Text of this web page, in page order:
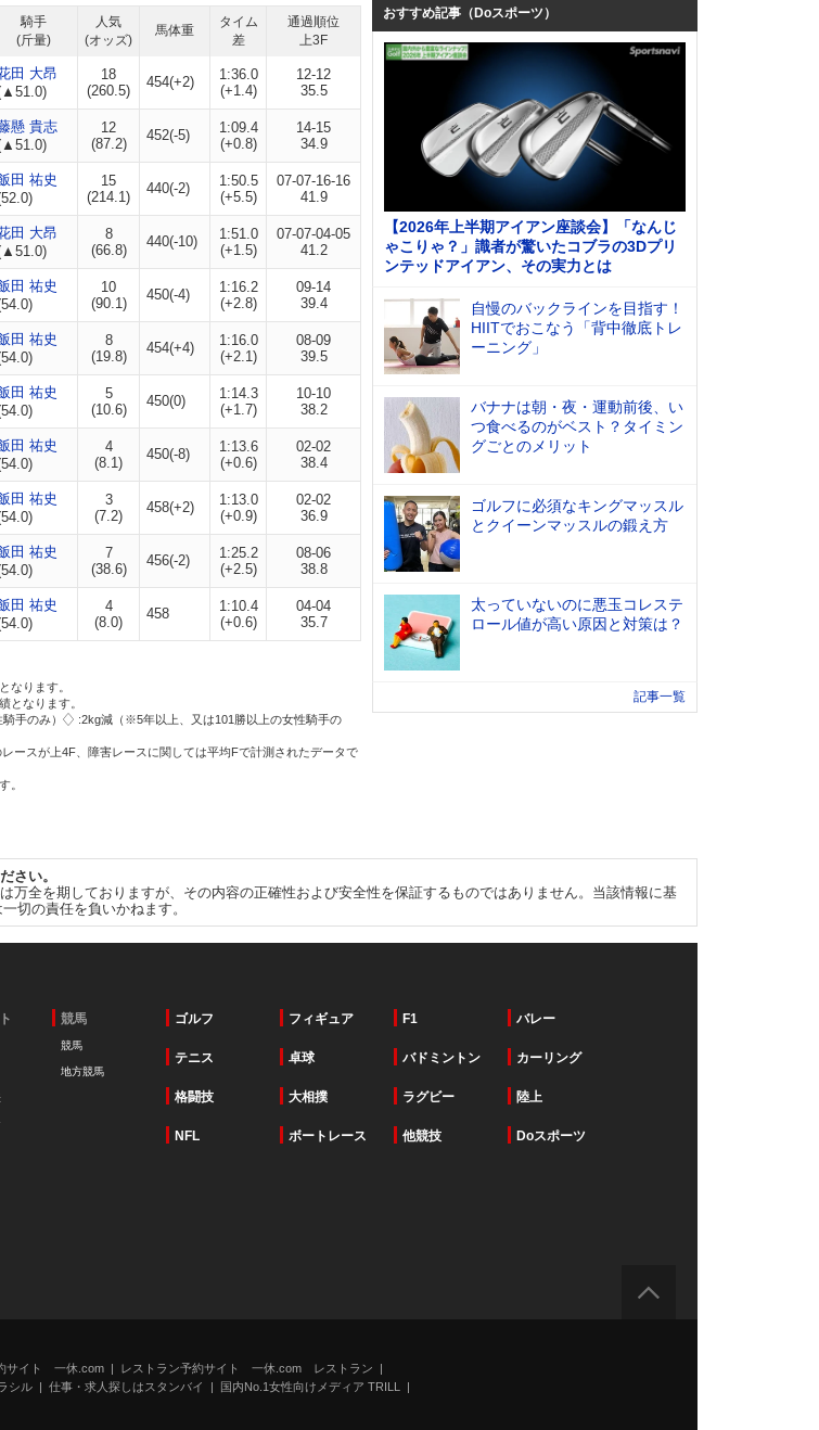
騎手
(斤量)
人気
(オッズ)
馬体重
タイム
差
通過順位
上3F
田 大昂
18
(260.5)
454(+2)
1:36.0
(+1.4)
12-12
35.5
懸 貴志
12
(87.2)
452(-5)
1:09.4
(+0.8)
14-15
34.9
田 祐史
15
(214.1)
440(-2)
1:50.5
(+5.5)
07-07-16-16
41.9
田 大昂
8
(66.8)
440(-10)
1:51.0
(+1.5)
07-07-04-05
41.2
田 祐史
10
(90.1)
450(-4)
1:16.2
(+2.8)
09-14
39.4
田 祐史
8
(19.8)
454(+4)
1:16.0
(+2.1)
08-09
39.5
田 祐史
5
(10.6)
450(0)
1:14.3
(+1.7)
10-10
38.2
田 祐史
4
(8.1)
450(-8)
1:13.6
(+0.6)
02-02
38.4
田 祐史
3
(7.2)
458(+2)
1:13.0
(+0.9)
02-02
36.9
田 祐史
7
(38.6)
456(-2)
1:25.2
(+2.5)
08-06
38.8
田 祐史
4
(8.0)
458
1:10.4
(+0.6)
04-04
35.7
なります。
となります。
手のみ）
:2kg減（※5年以上、又は101勝以上の女性騎手の
ースが上4F、障害レースに関しては平均Fで計測されたデータで
。
おすすめ記事（Doスポーツ）
【2026年上半期アイアン座談会】「なんじ
ゃこりゃ？」識者が驚いたコブラの3Dプリ
ンテッドアイアン、その実力とは
自慢のバックラインを目指す！
HIITでおこなう「背中徹底トレ
ーニング」
バナナは朝・夜・運動前後、い
つ食べるのがベスト？タイミン
グごとのメリット
ゴルフに必須なキングマッスル
とクイーンマッスルの鍛え方
太っていないのに悪玉コレステ
ロール値が高い原因と対策は？
記事一覧
さい。
全を期しておりますが、その内容の正確性および安全性を保証するものではありません。当該情報に基
切の責任を負いかねます。
競馬
競馬
地方競馬
ゴルフ フィギュア F1 バレー
テニス 卓球 バドミントン カーリング
格闘技 大相撲 ラグビー 陸上
NFL ボートレース 他競技 Doスポーツ
サイト 一休.com
レストラン予約サイト 一休.com レストラン
シル 仕事・求人探しはスタンバイ
国内No.1女性向けメディア TRILL